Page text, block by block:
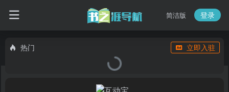
简洁版 登录
热门 立即入驻